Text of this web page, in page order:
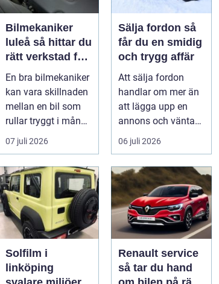
Bilmekaniker
luleå så hittar du
rätt verkstad för
din bil
En bra bilmekaniker
kan vara skillnaden
mellan en bil som
rullar tryggt i många
år och
återkommande ...
07 juli 2026
Sälja fordon så
får du en smidig
och trygg affär
Att sälja fordon
handlar om mer än
att lägga upp en
annons och vänta
på svar. Många vill
få en bra p...
06 juli 2026
Solfilm i
linköping
Renault service
så tar du hand